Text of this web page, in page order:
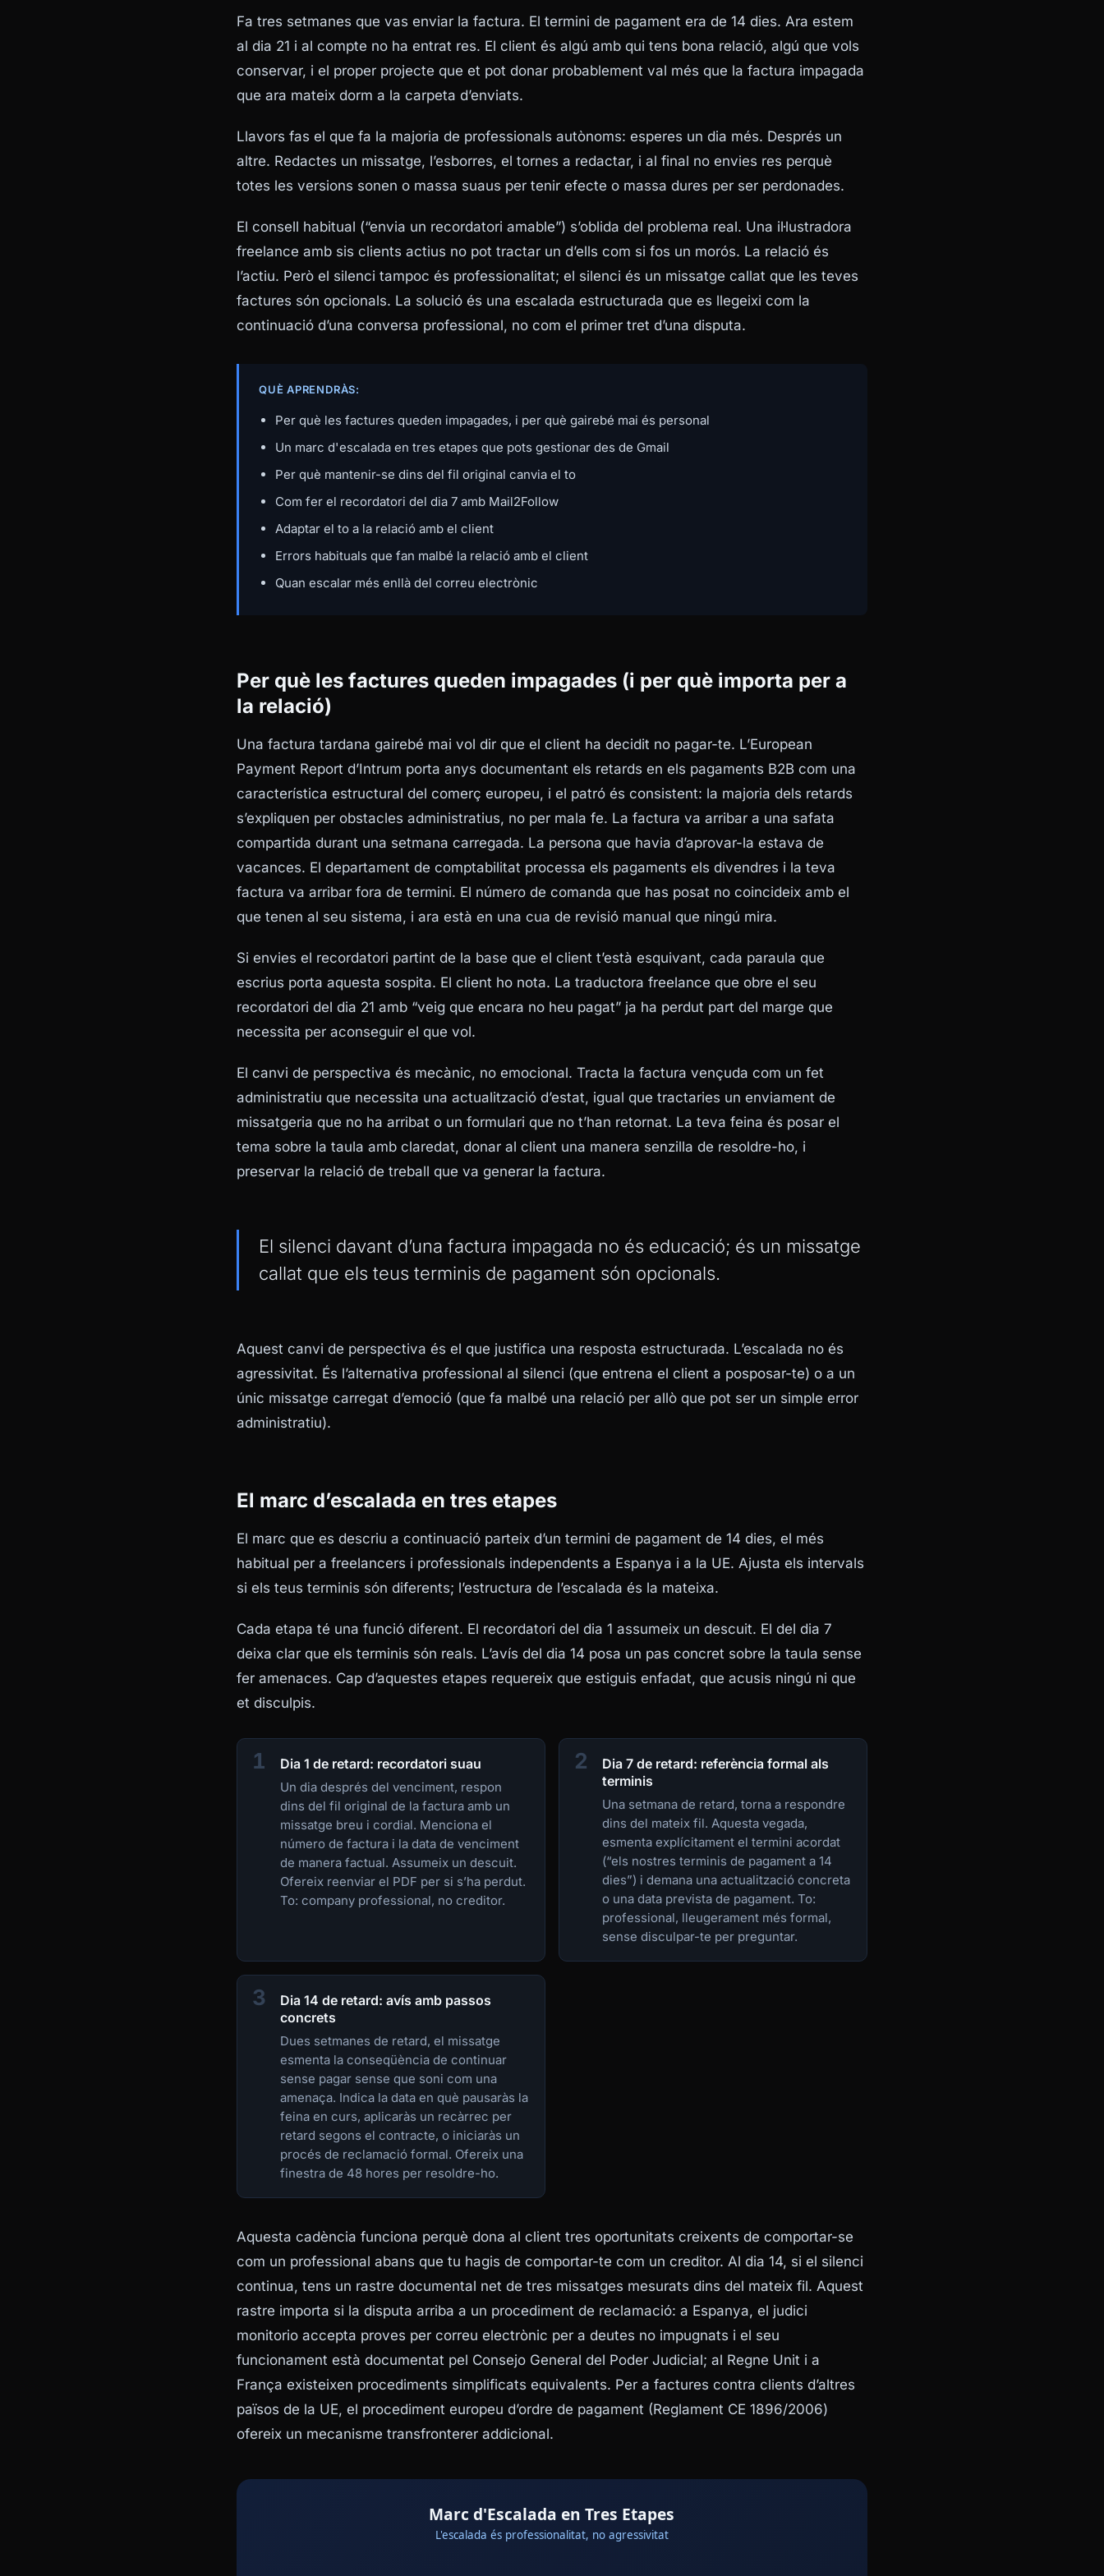
Fa tres setmanes que vas enviar la factura. El termini de pagament era de 14 dies. Ara estem
al dia 21 i al compte no ha entrat res. El client és algú amb qui tens bona relació, algú que vols
conservar, i el proper projecte que et pot donar probablement val més que la factura impagada
que ara mateix dorm a la carpeta d’enviats.
Llavors fas el que fa la majoria de professionals autònoms: esperes un dia més. Després un
altre. Redactes un missatge, l’esborres, el tornes a redactar, i al final no envies res perquè
totes les versions sonen o massa suaus per tenir efecte o massa dures per ser perdonades.
El consell habitual (“envia un recordatori amable”) s’oblida del problema real. Una il·lustradora
freelance amb sis clients actius no pot tractar un d’ells com si fos un morós. La relació és
l’actiu. Però el silenci tampoc és professionalitat; el silenci és un missatge callat que les teves
factures són opcionals. La solució és una escalada estructurada que es llegeixi com la
continuació d’una conversa professional, no com el primer tret d’una disputa.
QUÈ APRENDRÀS:
Per què les factures queden impagades, i per què gairebé mai és personal
Un marc d'escalada en tres etapes que pots gestionar des de Gmail
Per què mantenir-se dins del fil original canvia el to
Com fer el recordatori del dia 7 amb Mail2Follow
Adaptar el to a la relació amb el client
Errors habituals que fan malbé la relació amb el client
Quan escalar més enllà del correu electrònic
Per què les factures queden impagades (i per què importa per a
la relació)
Una factura tardana gairebé mai vol dir que el client ha decidit no pagar-te. L’European
Payment Report d’Intrum porta anys documentant els retards en els pagaments B2B com una
característica estructural del comerç europeu, i el patró és consistent: la majoria dels retards
s’expliquen per obstacles administratius, no per mala fe. La factura va arribar a una safata
compartida durant una setmana carregada. La persona que havia d’aprovar-la estava de
vacances. El departament de comptabilitat processa els pagaments els divendres i la teva
factura va arribar fora de termini. El número de comanda que has posat no coincideix amb el
que tenen al seu sistema, i ara està en una cua de revisió manual que ningú mira.
Si envies el recordatori partint de la base que el client t’està esquivant, cada paraula que
escrius porta aquesta sospita. El client ho nota. La traductora freelance que obre el seu
recordatori del dia 21 amb “veig que encara no heu pagat” ja ha perdut part del marge que
necessita per aconseguir el que vol.
El canvi de perspectiva és mecànic, no emocional. Tracta la factura vençuda com un fet
administratiu que necessita una actualització d’estat, igual que tractaries un enviament de
missatgeria que no ha arribat o un formulari que no t’han retornat. La teva feina és posar el
tema sobre la taula amb claredat, donar al client una manera senzilla de resoldre-ho, i
preservar la relació de treball que va generar la factura.
El silenci davant d’una factura impagada no és educació; és un missatge
callat que els teus terminis de pagament són opcionals.
Aquest canvi de perspectiva és el que justifica una resposta estructurada. L’escalada no és
agressivitat. És l’alternativa professional al silenci (que entrena el client a posposar-te) o a un
únic missatge carregat d’emoció (que fa malbé una relació per allò que pot ser un simple error
administratiu).
El marc d’escalada en tres etapes
El marc que es descriu a continuació parteix d’un termini de pagament de 14 dies, el més
habitual per a freelancers i professionals independents a Espanya i a la UE. Ajusta els intervals
si els teus terminis són diferents; l’estructura de l’escalada és la mateixa.
Cada etapa té una funció diferent. El recordatori del dia 1 assumeix un descuit. El del dia 7
deixa clar que els terminis són reals. L’avís del dia 14 posa un pas concret sobre la taula sense
fer amenaces. Cap d’aquestes etapes requereix que estiguis enfadat, que acusis ningú ni que
et disculpis.
1 Dia 1 de retard: recordatori suau
Un dia després del venciment, respon
dins del fil original de la factura amb un
missatge breu i cordial. Menciona el
número de factura i la data de venciment
de manera factual. Assumeix un descuit.
Ofereix reenviar el PDF per si s’ha perdut.
To: company professional, no creditor.
2
Dia 7 de retard: referència formal als
terminis
Una setmana de retard, torna a respondre
dins del mateix fil. Aquesta vegada,
esmenta explícitament el termini acordat
(“els nostres terminis de pagament a 14
dies”) i demana una actualització concreta
o una data prevista de pagament. To:
professional, lleugerament més formal,
sense disculpar-te per preguntar.
3
Dia 14 de retard: avís amb passos
concrets
Dues setmanes de retard, el missatge
esmenta la conseqüència de continuar
sense pagar sense que soni com una
amenaça. Indica la data en què pausaràs la
feina en curs, aplicaràs un recàrrec per
retard segons el contracte, o iniciaràs un
procés de reclamació formal. Ofereix una
finestra de 48 hores per resoldre-ho.
Aquesta cadència funciona perquè dona al client tres oportunitats creixents de comportar-se
com un professional abans que tu hagis de comportar-te com un creditor. Al dia 14, si el silenci
continua, tens un rastre documental net de tres missatges mesurats dins del mateix fil. Aquest
rastre importa si la disputa arriba a un procediment de reclamació: a Espanya, el judici
monitorio accepta proves per correu electrònic per a deutes no impugnats i el seu
funcionament està documentat pel Consejo General del Poder Judicial; al Regne Unit i a
França existeixen procediments simplificats equivalents. Per a factures contra clients d’altres
països de la UE, el procediment europeu d’ordre de pagament (Reglament CE 1896/2006)
ofereix un mecanisme transfronterer addicional.